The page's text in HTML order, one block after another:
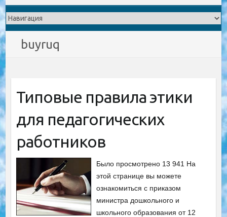
buyruq
Типовые правила этики
для педагогических
работников
Было просмотрено 13 941 На
этой странице вы можете
ознакомиться с приказом
министра дошкольного и
школьного образования от 12